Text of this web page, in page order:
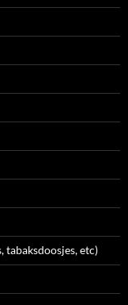
tabaksdoosjes, etc)